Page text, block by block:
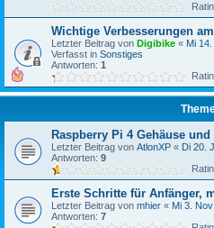
Wichtige Verbesserungen
Letzter Beitrag von Digibike « Mi
Verfasst in Sonstiges
Antworten: 1
Raspberry Pi 4 Gehäuse
Letzter Beitrag von AtlonXP « Di 20.
Antworten: 9
Erste Schritte für Anfänger,
Letzter Beitrag von mhier « Mi 3.
Antworten: 7